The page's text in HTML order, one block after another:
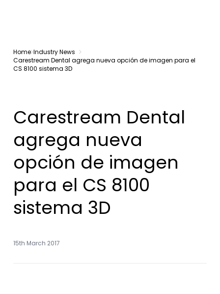
Home Industry News
Carestream Dental agrega nueva opción de imagen para el
CS 8100 sistema 3D
Carestream Dental
agrega nueva
opción de imagen
para el CS 8100
sistema 3D
15th March 2017